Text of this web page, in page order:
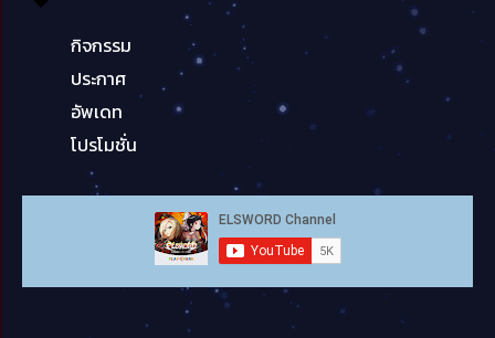
กิจกรรม
ประกาศ
อัพเดท
โปรโมชั่น